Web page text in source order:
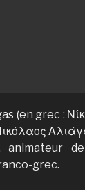
(en grec :
animateur
grec.